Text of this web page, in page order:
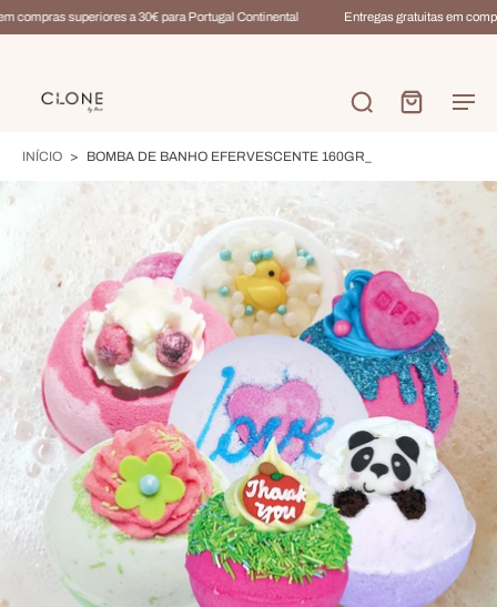
compras superiores a 30€ para Portugal Continental Entregas gratuitas em
INÍCIO > BOMBA DE BANHO EFERVESCENTE 160GR_